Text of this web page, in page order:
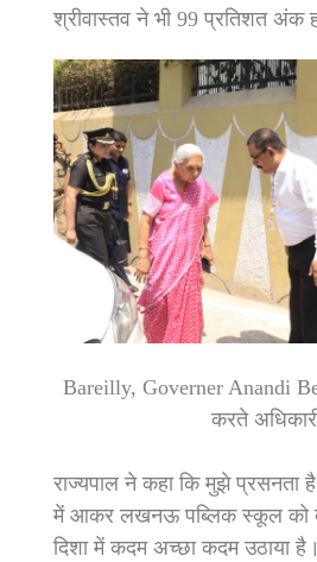
श्रीवास्तव ने भी 99 प्रतिशत अंक
Bareilly, Governer Anandi
करते
राज्यपाल ने कहा कि मुझे प्रसनता
में आकर लखनऊ पब्लिक स्कूल को
दिशा में कदम अच्छा कदम उठाया